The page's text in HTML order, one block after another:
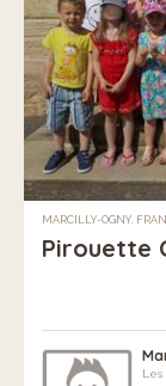
MARCILLY-OGNY,
Pirouette